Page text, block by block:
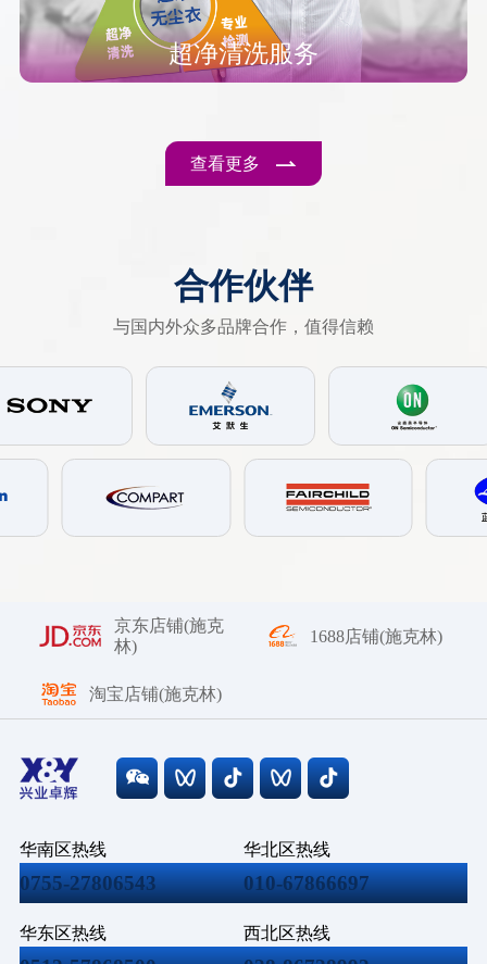
超净清洗服务
查看更多
合作伙伴
与国内外众多品牌合作，值得信赖
京东店铺(施克
林)
1688店铺(施克林)
淘宝店铺(施克林)
华南区热线
0755-27806543
华北区热线
010-67866697
华东区热线 西北区热线